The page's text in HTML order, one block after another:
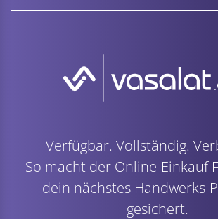
Verfügbar. Vollständig.
So macht der Online-Einkauf
dein nächstes Handwerks-
gesichert.